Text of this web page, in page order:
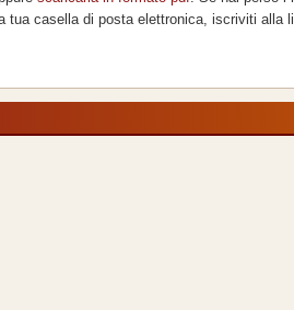
tua casella di posta elettronica, iscriviti alla